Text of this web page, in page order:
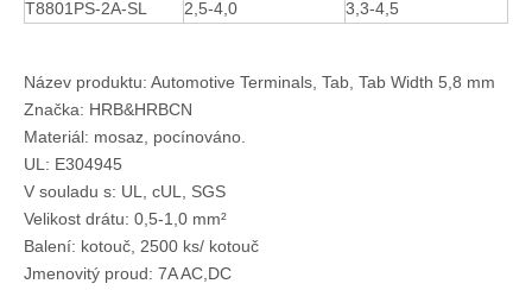
T8801PS-2A-SL
2,5-4,0 3,3-4,5
Název produktu: Automotive Terminals, Tab, Tab Width 5,8 mm
Značka: HRB&HRBCN
Materiál: mosaz, pocínováno.
UL: E304945
V souladu s: UL, cUL, SGS
Velikost drátu: 0,5-1,0 mm²
Balení: kotouč, 2500 ks/ kotouč
Jmenovitý proud: 7A AC,DC